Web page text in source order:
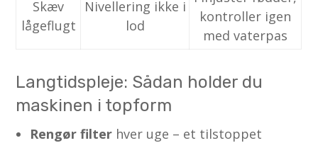
Skæv
lågeflugt
Nivellering ikke i
lod
kontroller igen
med vaterpas
Langtidspleje: Sådan holder du
maskinen i topform
Rengør filter hver uge – et tilstoppet